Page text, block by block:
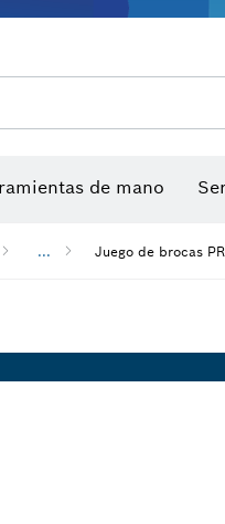
de mano
... Juego de brocas